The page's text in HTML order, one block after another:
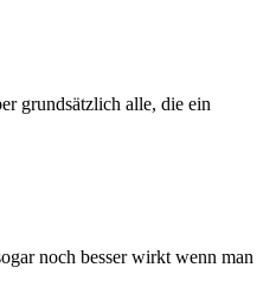
grundsätzlich alle, die ein
noch besser wirkt wenn man